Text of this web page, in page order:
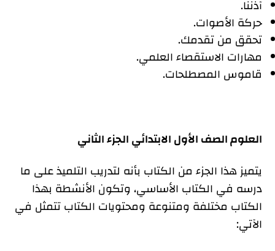
آذننا.
حركة الأصوات.
تحقق من تقدمك.
مهارات الاستقصاء العلمي.
قاموس المصطلحات.
العلوم الصف الأول الابتدائي الجزء الثاني
يتميز هذا الجزء من الكتاب بأنه لتدريب التلميذ على ما
درسه في الكتاب الأساسي، وتكون الأنشطة بهذا
الكتاب مختلفة ومتنوعة ومحتويات الكتاب تتمثل في
الآتي: